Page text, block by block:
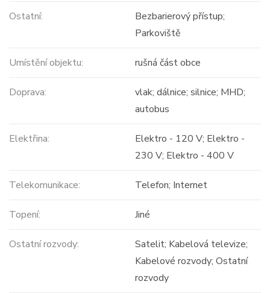
Ostatní:
Bezbarierový přístup;
Parkoviště
Umístění objektu: rušná část obce
Doprava:
vlak; dálnice; silnice; MHD;
autobus
Elektřina:
Elektro - 120 V; Elektro -
230 V; Elektro - 400 V
Telekomunikace: Telefon; Internet
Topení: Jiné
Ostatní rozvody:
Satelit; Kabelová televize;
Kabelové rozvody; Ostatní
rozvody